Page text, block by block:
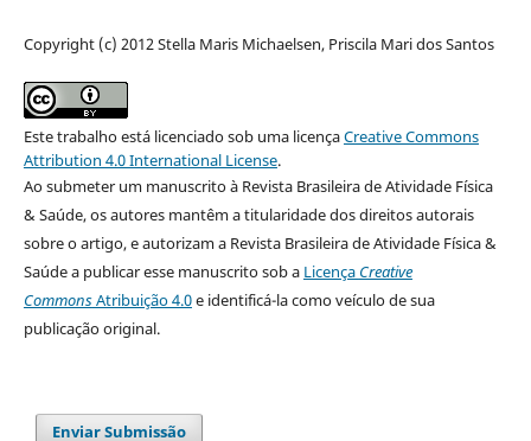
Copyright (c) 2012 Stella Maris Michaelsen, Priscila Mari dos Santos
Este trabalho está licenciado sob uma licençaCreative Commons
Attribution 4.0 International License.
Ao submeter um manuscrito à Revista Brasileira de Atividade Física
& Saúde, os autores mantêm a titularidade dos direitos autorais
sobre o artigo, e autorizam a Revista Brasileira de Atividade Física &
Saúde a publicar esse manuscrito sob a Licença Creative
CommonsAtribuição 4.0e identificá-la como veículo de sua
publicação original.
Enviar Submissão